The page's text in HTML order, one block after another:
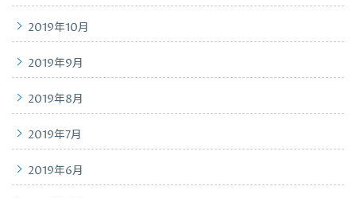
2019年10月
2019年9月
2019年8月
2019年7月
2019年6月